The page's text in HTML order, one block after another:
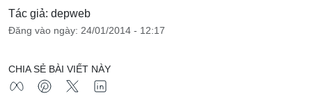
Tác giả: depweb
Đăng vào ngày: 24/01/2014 - 12:17
CHIA SẺ BÀI VIẾT NÀY